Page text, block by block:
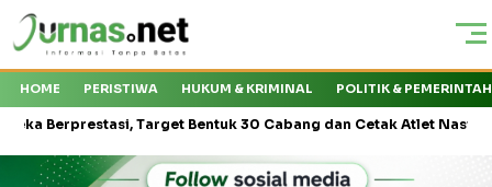
HOME PERISTIWA HUKUM & KRIMINAL POLITIK &
Target Bentuk 30 Cabang dan Cetak Atlet Nasional